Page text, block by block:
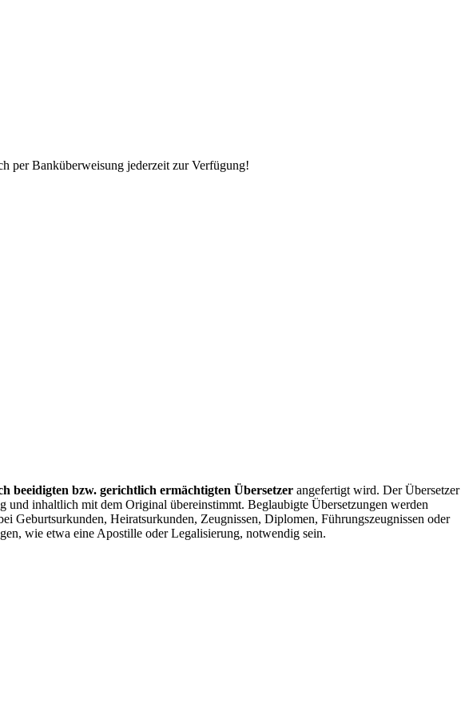
per Banküberweisung jederzeit zur Verfügung!
beeidigten bzw. gerichtlich ermächtigten Übersetzer angefertigt wird. Der Übersetzer
und inhaltlich mit dem Original übereinstimmt. Beglaubigte Übersetzungen werden
Geburtsurkunden, Heiratsurkunden, Zeugnissen, Diplomen, Führungszeugnissen oder
wie etwa eine Apostille oder Legalisierung, notwendig sein.